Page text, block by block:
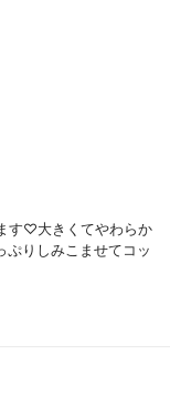
す♡大きくてやわらか
ぷりしみこませてコッ